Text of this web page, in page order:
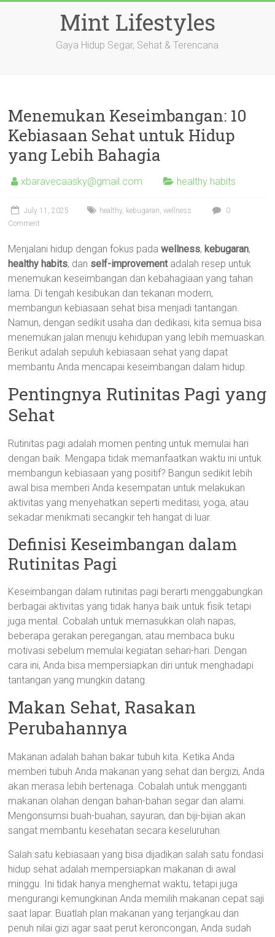
Mint Lifestyles
Gaya Hidup Segar, Sehat & Terencana
Menemukan Keseimbangan: 10
Kebiasaan Sehat untuk Hidup
yang Lebih Bahagia
xbaravecaasky@gmail.com healthy habits
July 11, 2025 healthy, kebugaran,wellness
0
Comment
Menjalani hidup dengan fokus padawellness, kebugaran,
healthy habits, dan self-improvementadalah resep untuk
menemukan keseimbangan dan kebahagiaan yang tahan
lama. Di tengah kesibukan dan tekanan modern,
membangun kebiasaan sehat bisa menjadi tantangan.
Namun, dengan sedikit usaha dan dedikasi, kita semua bisa
menemukan jalan menuju kehidupan yang lebih memuaskan.
Berikut adalah sepuluh kebiasaan sehat yang dapat
membantu Anda mencapai keseimbangan dalam hidup.
Pentingnya Rutinitas Pagi yang
Sehat
Rutinitas pagi adalah momen penting untuk memulai hari
dengan baik. Mengapa tidak memanfaatkan waktu ini untuk
membangun kebiasaan yang positif? Bangun sedikit lebih
awal bisa memberi Anda kesempatan untuk melakukan
aktivitas yang menyehatkan seperti meditasi, yoga, atau
sekadar menikmati secangkir teh hangat di luar.
Definisi Keseimbangan dalam
Rutinitas Pagi
Keseimbangan dalam rutinitas pagi berarti menggabungkan
berbagai aktivitas yang tidak hanya baik untuk fisik tetapi
juga mental. Cobalah untuk memasukkan olah napas,
beberapa gerakan peregangan, atau membaca buku
motivasi sebelum memulai kegiatan sehari-hari. Dengan
cara ini, Anda bisa mempersiapkan diri untuk menghadapi
tantangan yang mungkin datang.
Makan Sehat, Rasakan
Perubahannya
Makanan adalah bahan bakar tubuh kita. Ketika Anda
memberi tubuh Anda makanan yang sehat dan bergizi, Anda
akan merasa lebih bertenaga. Cobalah untuk mengganti
makanan olahan dengan bahan-bahan segar dan alami.
Mengonsumsi buah-buahan, sayuran, dan biji-bijian akan
sangat membantu kesehatan secara keseluruhan.
Salah satu kebiasaan yang bisa dijadikan salah satu fondasi
hidup sehat adalah mempersiapkan makanan di awal
minggu. Ini tidak hanya menghemat waktu, tetapi juga
mengurangi kemungkinan Anda memilih makanan cepat saji
saat lapar. Buatlah plan makanan yang terjangkau dan
penuh nilai gizi agar saat perut keroncongan, Anda sudah